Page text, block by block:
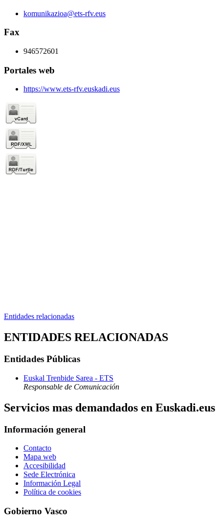
komunikazioa@ets-rfv.eus
Fax
946572601
Portales web
https://www.ets-rfv.euskadi.eus
Entidades relacionadas
ENTIDADES RELACIONADAS
Entidades Públicas
Euskal Trenbide Sarea - ETS
Responsable de Comunicación
Servicios mas demandados en Euskadi.eus
Información general
Contacto
Mapa web
Accesibilidad
Sede Electrónica
Información Legal
Política de cookies
Gobierno Vasco